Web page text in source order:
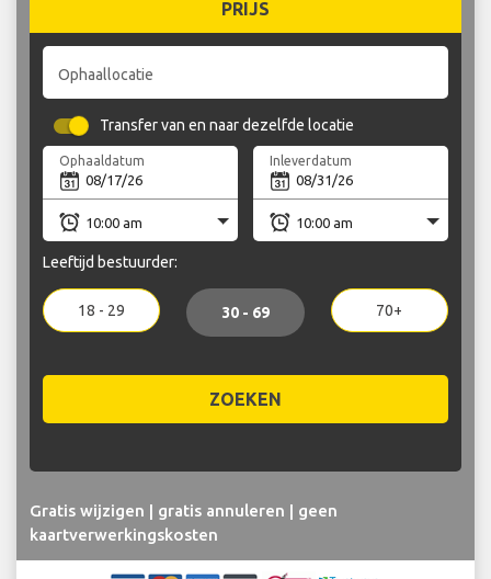
PRIJS
Ophaallocatie
Transfer van en naar dezelfde locatie
Ophaaldatum Inleverdatum
Leeftijd bestuurder:
18 - 29 30 - 69 70+
ZOEKEN
Gratis wijzigen | gratis annuleren | geen
kaartverwerkingskosten